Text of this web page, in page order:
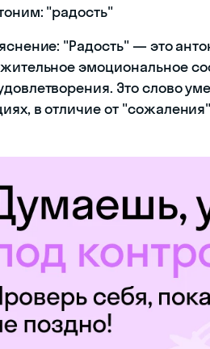
"радость"
"Радость" — это
эмоциональное
Это слово
в отличие от